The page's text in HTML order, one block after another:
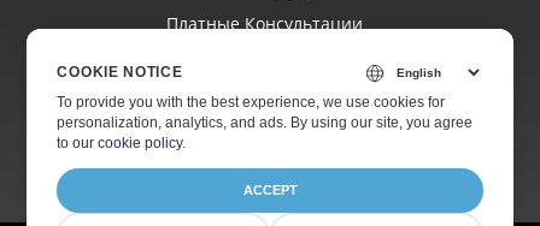
Платные Консультации
Веб‑сайты
О Компании
COOKIE NOTICE
To provide you with the best experience, we use cookies for
personalization, analytics, and ads. By using our site, you agree
toour cookie policy.
ACCEPT